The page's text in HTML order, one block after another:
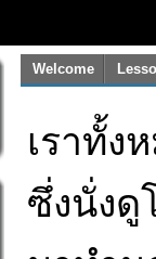
Welcome
เราทั้ง
ซึ่งนั่งดู